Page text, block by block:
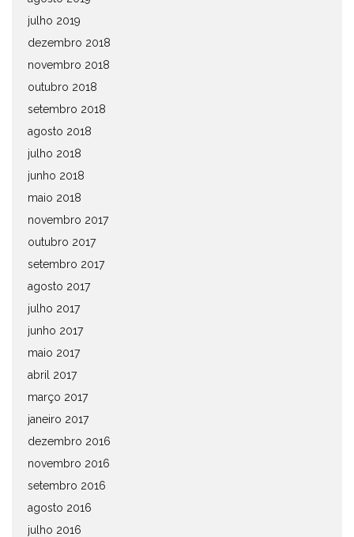
julho 2019
dezembro 2018
novembro 2018
outubro 2018
setembro 2018
agosto 2018
julho 2018
junho 2018
maio 2018
novembro 2017
outubro 2017
setembro 2017
agosto 2017
julho 2017
junho 2017
maio 2017
abril 2017
março 2017
janeiro 2017
dezembro 2016
novembro 2016
setembro 2016
agosto 2016
julho 2016